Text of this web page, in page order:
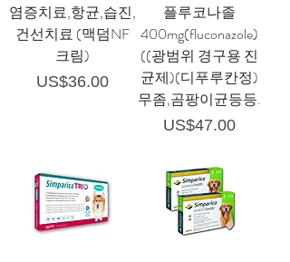
염증치료,항균,습진,
건선치료 (맥덤NF
크림)
가격
US$36.00
플루코나졸
400mg(fluconazole)
((광범위 경구용 진
균제)(디푸루칸정)
무좀,곰팡이균등등.
가격
US$47.00